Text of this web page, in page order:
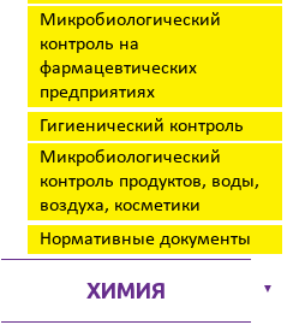
Микробиологический
контроль на
фармацевтических
предприятиях
Гигиенический контроль
Микробиологический
контроль продуктов, воды,
воздуха, косметики
Нормативные документы
ХИМИЯ ▼